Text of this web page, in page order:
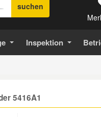
suchen
Inspektion
5416A1